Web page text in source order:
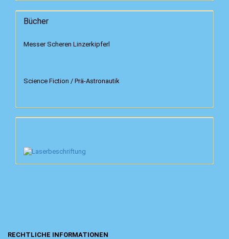
Bücher
Messer Scheren Linzerkipferl
Science Fiction / Prä-Astronautik
RECHTLICHE INFORMATIONEN